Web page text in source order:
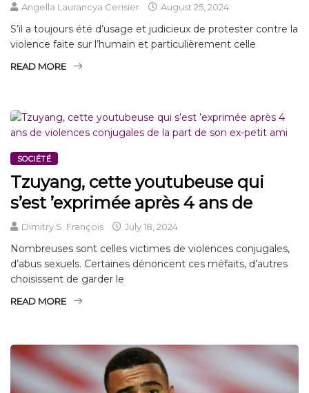
Angella Laurancya Cerisier August 25, 2024
S’il a toujours été d’usage et judicieux de protester contre la
violence faite sur l’humain et particulièrement celle
READ MORE
SOCIÉTÉ
Tzuyang, cette youtubeuse qui
s’est ’exprimée après 4 ans de
Dimitry S. François July 18, 2024
Nombreuses sont celles victimes de violences conjugales,
d’abus sexuels. Certaines dénoncent ces méfaits, d’autres
choisissent de garder le
READ MORE